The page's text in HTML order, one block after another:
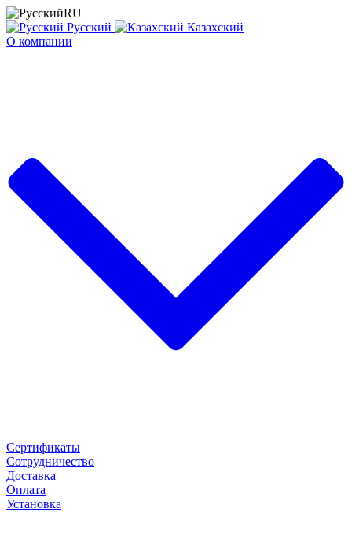
RU
Русский
Казахский
О компании
Сертификаты
Сотрудничество
Доставка
Оплата
Установка